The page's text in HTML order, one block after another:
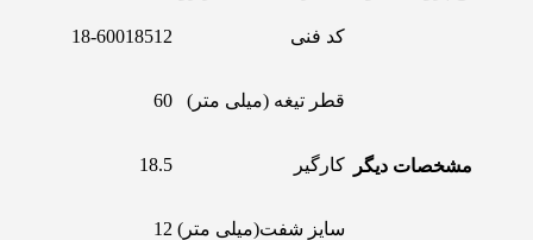
مشخصات دیگر
کد فنی 18-60018512
قطر تیغه (میلی متر) 60
کارگیر 18.5
سایز شفت(میلی متر) 12